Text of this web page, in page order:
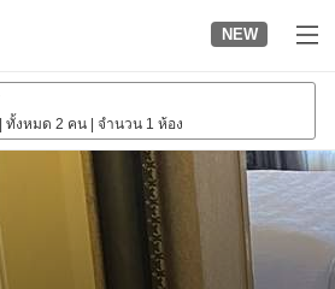
NEW
ทั้งหมด 2 คน จำนวน 1 ห้อง